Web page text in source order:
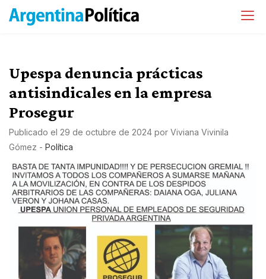
Upespa denuncia prácticas
antisindicales en la empresa
Prosegur
Publicado el 29 de octubre de 2024 por Viviana Vivinila
Gómez - Política